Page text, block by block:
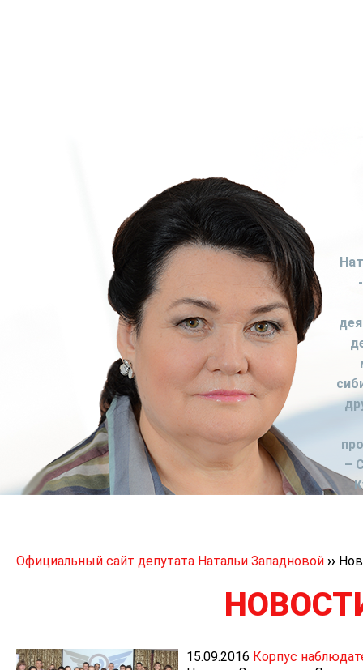
–
Официальный сайт депутата Натальи Западновой ››
15.09.2016 Корпус